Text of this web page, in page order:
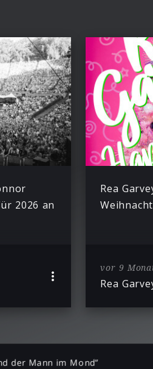
2026 an
Rea
vor 9
Rea
der Mann im Mond”